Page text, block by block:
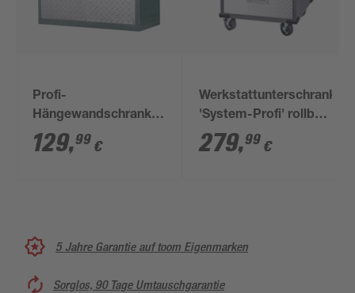
Profi-
Hängewandschrank
71,7 x 71,1 x 30,5 cm
129,99 €
Werkstattunterschrank
'System-Profi' rollbar,
73,5 x 88,5 x 63,4 cm
279,99 €
5 Jahre Garantie auf toom Eigenmarken
Sorglos, 90 Tage Umtauschgarantie